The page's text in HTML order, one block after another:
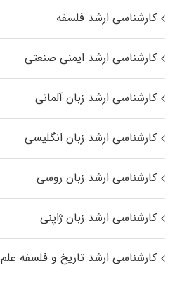
کارشناسی ارشد فلسفه
کارشناسی ارشد ایمنی صنعتی
کارشناسی ارشد زبان آلمانی
کارشناسی ارشد زبان انگلیسی
کارشناسی ارشد زبان روسی
کارشناسی ارشد زبان ژاپنی
کارشناسی ارشد تاریخ و فلسفه علم